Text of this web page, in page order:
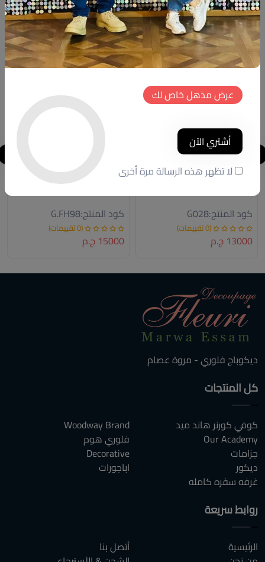
منتجات شبيهة
جديد
كود المنتج:G028
(0 تقييمات)
13000 ج.م
خصم
كود المنتج:G.FH98
(0 تقييمات)
15000 ج.م
ديكوباج فلوري - مروة عصام
كل المنتجات
كوفي كورنر هاند ميد
Our Academy
جزامات
ديكور
غرفه سفره كامله
Woodway Brand
فلوري هوم
Decorative
اباجورات
روابط سريعة
الرئيسية
أتصل بنا
عرض مذهل خاص لك
أشتري الآن
لا تظهر هذه الرسالة مرة أخرى